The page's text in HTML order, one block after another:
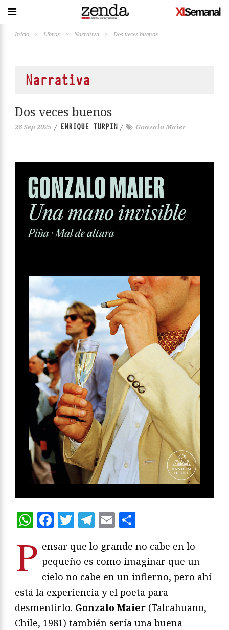
Inicio > Libros > Narrativa > Dos veces buenos
Narrativa
Dos veces buenos
26 Sep 2025 / ENRIQUE TURPIN / Gonzalo Maier
WhatsApp
Facebook
Twitter
Telegram
Email
P ensar que lo grande no cabe en lo
pequeño es como imaginar que un
cielo no cabe en un infierno, pero ahí
está la experiencia y el poeta para
desmentirlo. Gonzalo Maier (Talcahuano,
Chile, 1981) también sería una buena